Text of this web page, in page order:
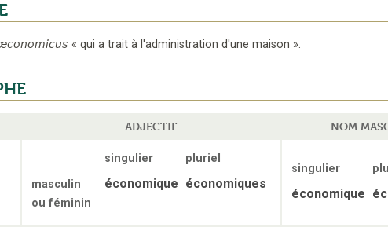
« qui a trait à l'administration d'une maison ».
ADJECTIF NOM
singulier
pluriel
masculin
ou féminin
économique économiques
singulier
économique